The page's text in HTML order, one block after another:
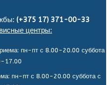
(+375 17) 371-00-33
центры:
пн-пт с 8.00-20.00 суббота
17.00
пн-пт с 8.00-20.00 суббота с